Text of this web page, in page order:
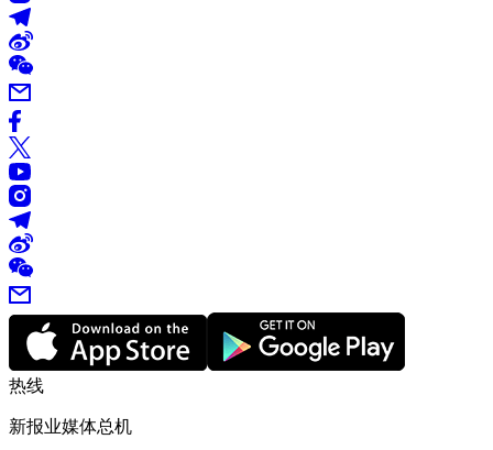
热线
新报业媒体总机